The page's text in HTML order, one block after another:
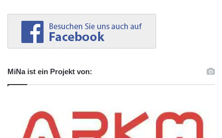
MiNa ist ein Projekt von: